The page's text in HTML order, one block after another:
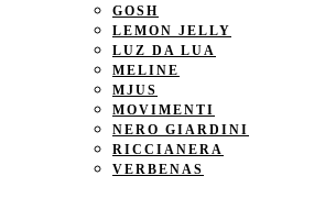
GOSH
LEMON JELLY
LUZ DA LUA
MELINE
MJUS
MOVIMENTI
NERO GIARDINI
RICCIANERA
VERBENAS